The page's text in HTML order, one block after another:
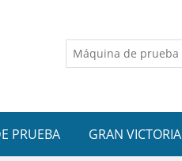
PRUEBA GRAN VICTORIA